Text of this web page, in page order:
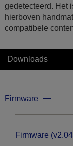
gedetecteerd. Het
hierboven
compatibele
Downloads
Firmware
Firmware